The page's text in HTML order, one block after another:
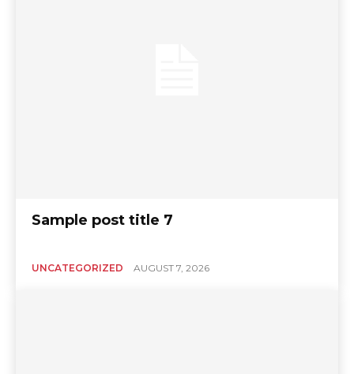
Sample post title 7
UNCATEGORIZED AUGUST 7, 2026